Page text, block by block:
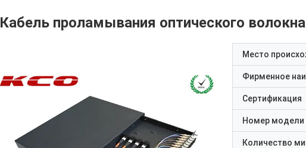
Кабель проламывания оптического
Место
Фирменное
Сертификация
Номер модели
Количество